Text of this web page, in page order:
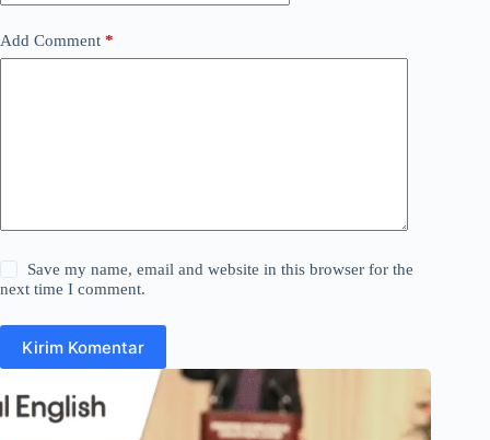
Add Comment *
Save my name, email and website in this browser for the
next time I comment.
Kirim Komentar